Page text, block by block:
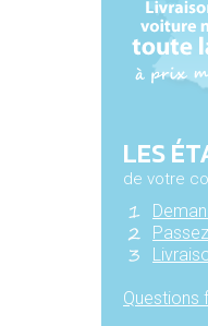
LES
de votre
Questions